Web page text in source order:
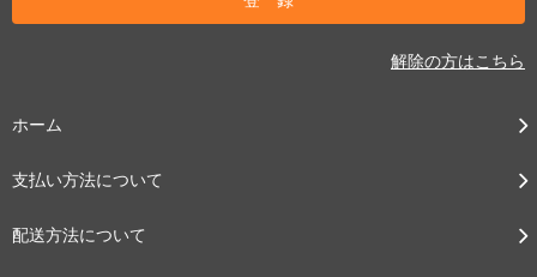
解除の方はこちら
ホーム
支払い方法について
配送方法について